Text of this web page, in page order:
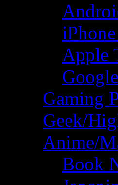
Apple
Gaming
Geek/
Anime/
Book